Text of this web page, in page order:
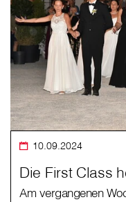
10.09.2024
Die First Class
Am vergangenen